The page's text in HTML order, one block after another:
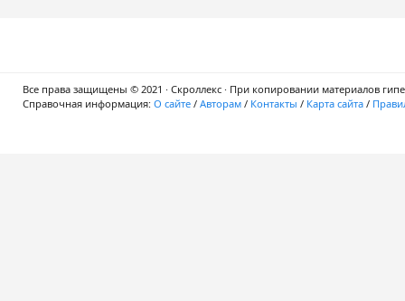
Все права защищены © 2021 · Скроллекс · При копировании материалов
Справочная информация: О сайте / Авторам / Контакты / Карта сайта /